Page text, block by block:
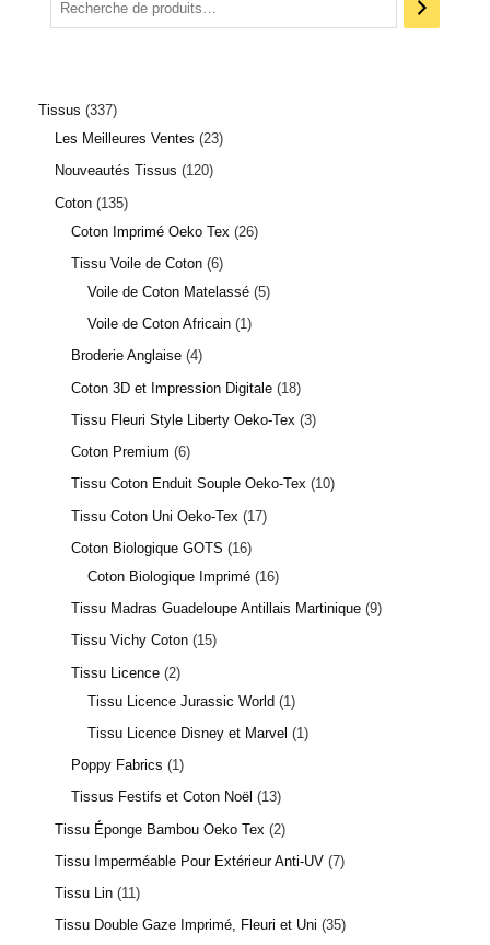
Tissus 337
Les Meilleures Ventes 23
Nouveautés Tissus
120
Coton 135
Coton Imprimé Oeko Tex
26
Tissu Voile de Coton 6
Voile de Coton Matelassé 5
Voile de Coton Africain 1
Broderie Anglaise 4
Coton 3D et Impression Digitale 18
Tissu Fleuri Style Liberty Oeko-Tex 3
Coton Premium 6
Tissu Coton Enduit Souple Oeko-Tex
10
Tissu Coton Uni Oeko-Tex
17
Coton Biologique GOTS
16
Coton Biologique Imprimé 16
Tissu Madras Guadeloupe Antillais Martinique 9
Tissu Vichy Coton 15
Tissu Licence 2
Tissu Licence Jurassic World 1
Tissu Licence Disney et Marvel
1
Poppy Fabrics
1
Tissus Festifs et Coton Noël
13
Tissu Éponge Bambou Oeko Tex
2
Tissu Imperméable Pour Extérieur Anti-UV 7
Tissu Lin 11
Tissu Double Gaze Imprimé, Fleuri et Uni 35